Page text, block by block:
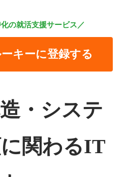
の就活支援サービス／
キーに登録する
・システ
関わるIT